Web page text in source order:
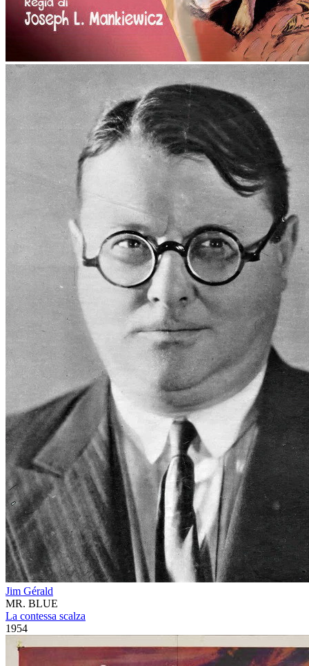
Jim Gérald
MR. BLUE
La contessa scalza
1954